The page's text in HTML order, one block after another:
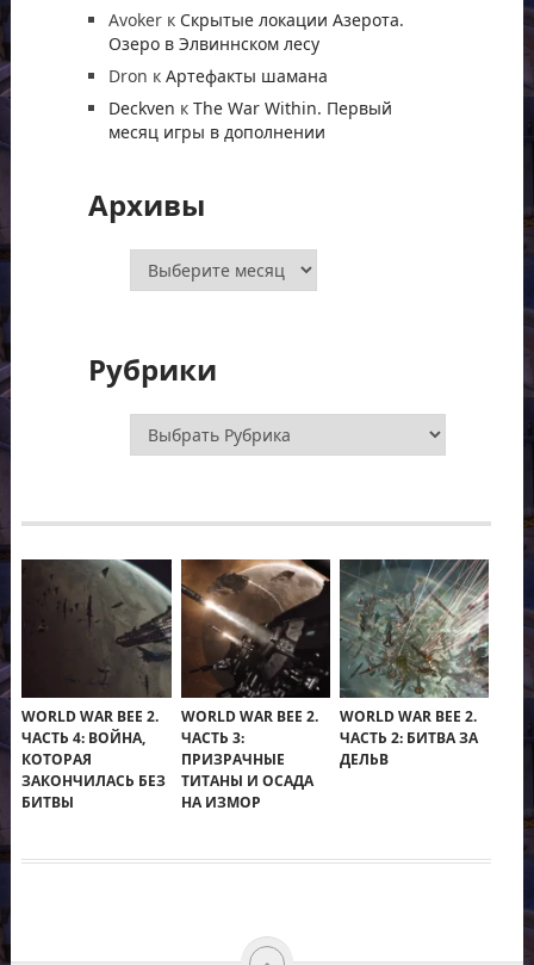
Avokerк Скрытые локации Азерота.
Озеро в Элвиннском лесу
Dron к Артефакты шамана
Deckven к The War Within. Первый
месяц игры в дополнении
Архивы
Архивы
Рубрики
Рубрики
WORLD WAR BEE 2.
ЧАСТЬ 4: ВОЙНА,
КОТОРАЯ
ЗАКОНЧИЛАСЬ БЕЗ
БИТВЫ
WORLD WAR BEE 2.
ЧАСТЬ 3:
ПРИЗРАЧНЫЕ
ТИТАНЫ И ОСАДА
НА ИЗМОР
WORLD WAR BEE 2.
ЧАСТЬ 2: БИТВА ЗА
ДЕЛЬВ